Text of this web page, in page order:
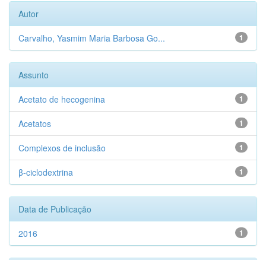
Autor
1
Carvalho, Yasmim Maria Barbosa Go...
Assunto
1
Acetato de hecogenina
1
Acetatos
1
Complexos de inclusão
1
β-ciclodextrina
Data de Publicação
1
2016